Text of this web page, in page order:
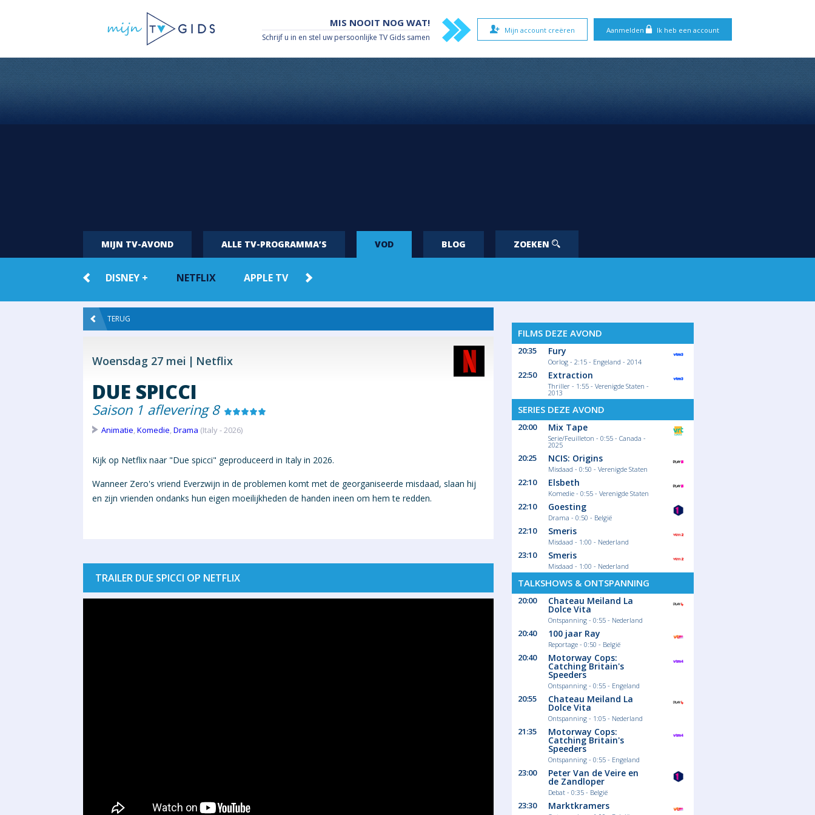
Aanmelden Ik heb een account
Mijn account creëren
MIS NOOIT NOG WAT!
Schrijf u in en stel uw persoonlijke TV Gids samen
MIJN TV-AVOND ALLE TV-PROGRAMMA’S VOD BLOG ZOEKEN
DISNEY + NETFLIX APPLE TV
TERUG
Woensdag 27 mei Netflix
DUE SPICCI
Saison 1 aflevering 8
Animatie,Komedie,Drama (Italy - 2026)
Kijk op Netflix naar "Due spicci" geproduceerd in Italy in 2026.
Wanneer Zero's vriend Everzwijn in de problemen komt met de georganiseerde misdaad, slaan hij
en zijn vrienden ondanks hun eigen moeilijkheden de handen ineen om hem te redden.
TRAILER DUE SPICCI OP NETFLIX
FILMS DEZE AVOND
20:35 Fury
Oorlog - 2:15 - Engeland - 2014
22:50 Extraction
Thriller - 1:55 - Verenigde Staten -
2013
SERIES DEZE AVOND
20:00 Mix Tape
Serie/Feuilleton - 0:55 - Canada -
2025
20:25 NCIS: Origins
Misdaad - 0:50 - Verenigde Staten
22:10 Elsbeth
Komedie - 0:55 - Verenigde Staten
22:10 Goesting
Drama - 0:50 - België
22:10 Smeris
Misdaad - 1:00 - Nederland
23:10 Smeris
Misdaad - 1:00 - Nederland
TALKSHOWS & ONTSPANNING
20:00 Chateau Meiland La
Dolce Vita
Ontspanning - 0:55 - Nederland
20:40 100 jaar Ray
Reportage - 0:50 - België
20:40 Motorway Cops:
Catching Britain's
Speeders
Ontspanning - 0:55 - Engeland
20:55 Chateau Meiland La
Dolce Vita
Ontspanning - 1:05 - Nederland
21:35 Motorway Cops:
Catching Britain's
Speeders
Ontspanning - 0:55 - Engeland
23:00 Peter Van de Veire en
de Zandloper
Debat - 0:35 - België
23:30 Marktkramers